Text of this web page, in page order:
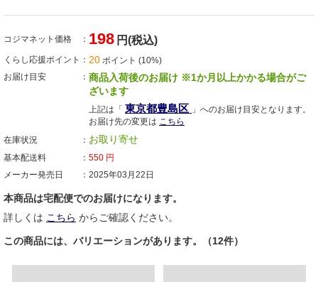
コジマネット価格 198 円(税込)
くらし応援ポイント 20 ポイント (10%)
お届け目安
商品入荷後のお届け ※1か月以上かかる場合がご
ざいます
上記は「 東京都豊島区 」へのお届け目安となります。
お届け先の変更は こちら
在庫状況
お取り寄せ
基本配送料 550 円
メーカー発売日
2025年03月22日
本商品は宅配便でのお届けになります。
詳しくは こちら からご確認ください。
この商品には、バリエーションがあります。（12件）